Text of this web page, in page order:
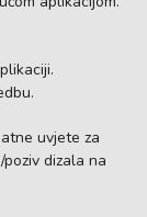
uvjete za
dizala na